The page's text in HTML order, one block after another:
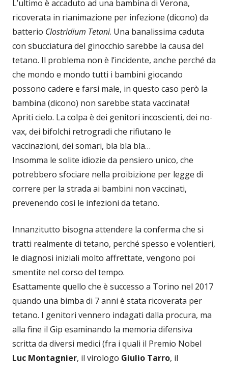
L’ultimo è accaduto ad una bambina di Verona,
ricoverata in rianimazione per infezione (dicono) da
batterio Clostridium Tetani. Una banalissima caduta
con sbucciatura del ginocchio sarebbe la causa del
tetano. Il problema non è l’incidente, anche perché da
che mondo e mondo tutti i bambini giocando
possono cadere e farsi male, in questo caso però la
bambina (dicono) non sarebbe stata vaccinata!
Apriti cielo. La colpa è dei genitori incoscienti, dei no-
vax, dei bifolchi retrogradi che rifiutano le
vaccinazioni, dei somari, bla bla bla…
Insomma le solite idiozie da pensiero unico, che
potrebbero sfociare nella proibizione per legge di
correre per la strada ai bambini non vaccinati,
prevenendo così le infezioni da tetano.
Innanzitutto bisogna attendere la conferma che si
tratti realmente di tetano, perché spesso e volentieri,
le diagnosi iniziali molto affrettate, vengono poi
smentite nel corso del tempo.
Esattamente quello che è successo a Torino nel 2017
quando una bimba di 7 anni è stata ricoverata per
tetano. I genitori vennero indagati dalla procura, ma
alla fine il Gip esaminando la memoria difensiva
scritta da diversi medici (fra i quali il Premio Nobel
Luc Montagnier, il virologo Giulio Tarro, il